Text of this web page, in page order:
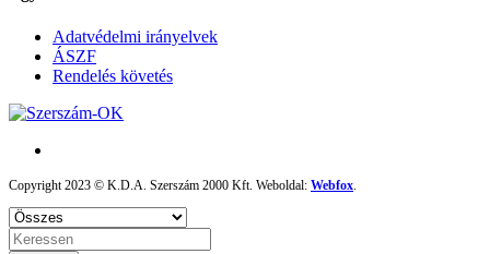
Adatvédelmi irányelvek
ÁSZF
Rendelés követés
Copyright 2023 © K.D.A. Szerszám 2000 Kft. Weboldal: Webfox